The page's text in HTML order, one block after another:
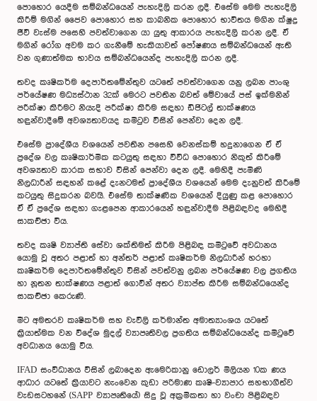
පොහොර යෙදීම සම්බන්ධයෙන් පැහැදිලි කරන ලදී. එසේම මෙම පැහැදිලි
කිරීම් මගින් ජෛව පොහොර සහ කාබනික පොහොර භාවිතය මගින ක්ෂුද්‍ර
ජීවී වැස්ම පසෙහි පවත්වාගෙන යා යුතු ආකාරය පැහැදිලි කරන ලදී. ඒ
මගින් රෝග අවම කර ගැනීමේ හැකියාවත් පෝෂණය සම්බන්ධයෙන් ඇති
වන ගුණාත්මක භාවය සම්බන්ධයෙන්ද පැහැදිලි කරන ලදී.
තවද කෘෂිකර්ම දෙපාර්තමේන්තුව යටතේ පවත්වාගෙන යනු ලබන පාංශු
පර්යේෂණ මධ්‍යස්ථාන 32ක් මෙරට පවතින බවත් මේවායේ පස් ඉක්මනින්
පරීක්ෂා කිරීමට නියැදි පරීක්ෂා කිරීම සඳහා ඩිජිටල් තාක්ෂණය
හඳුන්වාදීමේ අවශ්‍යතාවයද කමිටුව විසින් පෙන්වා දෙන ලදී.
එසේම ප්‍රාදේශීය වශයෙන් පවතින පසෙහි වෙනස්කම් හදුනාගෙන ඒ ඒ
ප්‍රදේශ වල කෘෂිකාර්මික කටයුතු සඳහා විවිධ පොහොර නිකුත් කිරීමේ
අවශ්‍යතාව කාරක සභාව විසින් පෙන්වා දෙන ලදී. මෙහිදී පැමිණි
නිලධාරීන් සඳහන් කළේ දැනටමත් ප්‍රාදේශීය වශයෙන් මෙම දැනුවත් කිරීමේ
කටයුතු සිදුකරන බවයි. එසේම තාක්ෂණික වශයෙන් දියුණු කළ පොහොර
ඒ ඒ ප්‍රදේශ සඳහා ගැළපෙන ආකාරයෙන් හඳුන්වාදීම පිළිබඳවද මෙහිදී
සාකච්ඡා විය.
තවද කෘෂි ව්‍යාප්ති සේවා ශක්තිමත් කිරීම පිළිබඳ කමිටුවේ අවධානය
යොමු වූ අතර පළාත් හා අන්තර් පළාත් කෘෂිකර්ම නිලධාරීන් හරහා
කෘෂිකර්ම දෙපාර්තමේන්තුව විසින් පවත්වනු ලබන පර්යේෂණ වල ප්‍රගතිය
හා නූතන තාක්ෂණය පළාත් ගොවීන් අතර ව්‍යාප්ත කිරීම සම්බන්ධයෙන්ද
සාකච්ඡා කෙරුණි.
මීට අමතරව කෘෂිකර්ම සහ වැවිලි කර්මාන්ත අමාත්‍යාංශය යටතේ
ක්‍රියාත්මක වන විදේශ මුදල් ව්‍යාපෘතිවල ප්‍රගතිය සම්බන්ධයෙන්ද කමිටුවේ
අවධානය යොමු විය.
IFAD සංවිධානය විසින් ලබාදෙන ඇමෙරිකානු ඩොලර් මිලියන 10ක ණය
ආධාර යටතේ ක්‍රියාවට නැංවෙන කුඩා පරිමාණ කෘෂි-ව්‍යාපාර සහභාගීත්ව
වැඩසටහනේ (SAPP ව්‍යාපෘතියේ) සිදු වූ අක්‍රමිකතා හා වංචා පිළිබඳව